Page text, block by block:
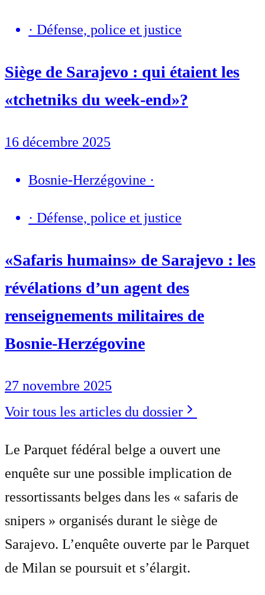
· Défense, police et justice
Siège de Sarajevo : qui étaient les
«tchetniks du week-end»?
16 décembre 2025
Bosnie-Herzégovine ·
· Défense, police et justice
«Safaris humains» de Sarajevo : les
révélations d’un agent des
renseignements militaires de
Bosnie-Herzégovine
27 novembre 2025
Voir tous les articles du dossier
Le Parquet fédéral belge a ouvert une
enquête sur une possible implication de
ressortissants belges dans les « safaris de
snipers » organisés durant le siège de
Sarajevo. L’enquête ouverte par le Parquet
de Milan se poursuit et s’élargit.